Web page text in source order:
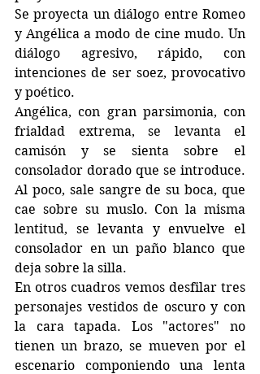
Se proyecta un diálogo entre Romeo
y Angélica a modo de cine mudo. Un
diálogo agresivo, rápido, con
intenciones de ser soez, provocativo
y poético.
Angélica, con gran parsimonia, con
frialdad extrema, se levanta el
camisón y se sienta sobre el
consolador dorado que se introduce.
Al poco, sale sangre de su boca, que
cae sobre su muslo. Con la misma
lentitud, se levanta y envuelve el
consolador en un paño blanco que
deja sobre la silla.
En otros cuadros vemos desfilar tres
personajes vestidos de oscuro y con
la cara tapada. Los "actores" no
tienen un brazo, se mueven por el
escenario componiendo una lenta